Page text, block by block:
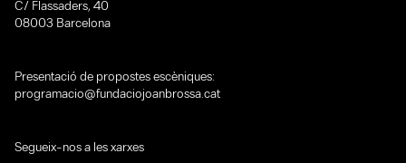
C/ Flassaders, 40
08003 Barcelona
Presentació de propostes escèniques:
programacio@fundaciojoanbrossa.cat
Segueix-nos a les xarxes